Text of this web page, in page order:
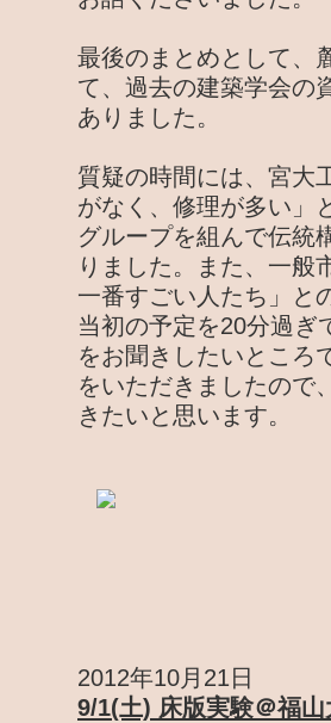
最後のまとめとして、
て、過去の建築学会の
ありました。
質疑の時間には、宮大
がなく、修理が多い」
グループを組んで伝統
りました。また、一般
一番すごい人たち」と
当初の予定を20分過ぎ
をお聞きしたいところ
をいただきましたので
きたいと思います。
2012年10月21日
9/1(土) 床版実験＠福